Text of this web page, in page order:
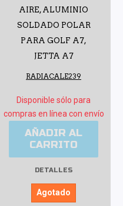
AIRE, ALUMINIO
SOLDADO POLAR
PARA GOLF A7,
JETTA A7
RADIACALE239
Disponible sólo para
compras en línea con envío
AÑADIR AL
CARRITO
DETALLES
Agotado